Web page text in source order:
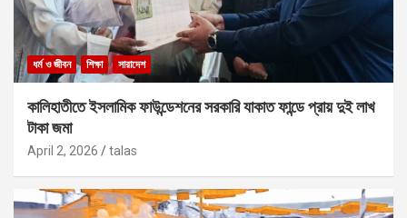
ধর্ম ও জীবন শিক্ষা সারাদেশ
কালিহাতীতে ইসলামিক ফাউন্ডেশনের সরকারি যাকাত ফান্ডে প্রায় দুই লাখ
টাকা জমা
April 2, 2026 talas